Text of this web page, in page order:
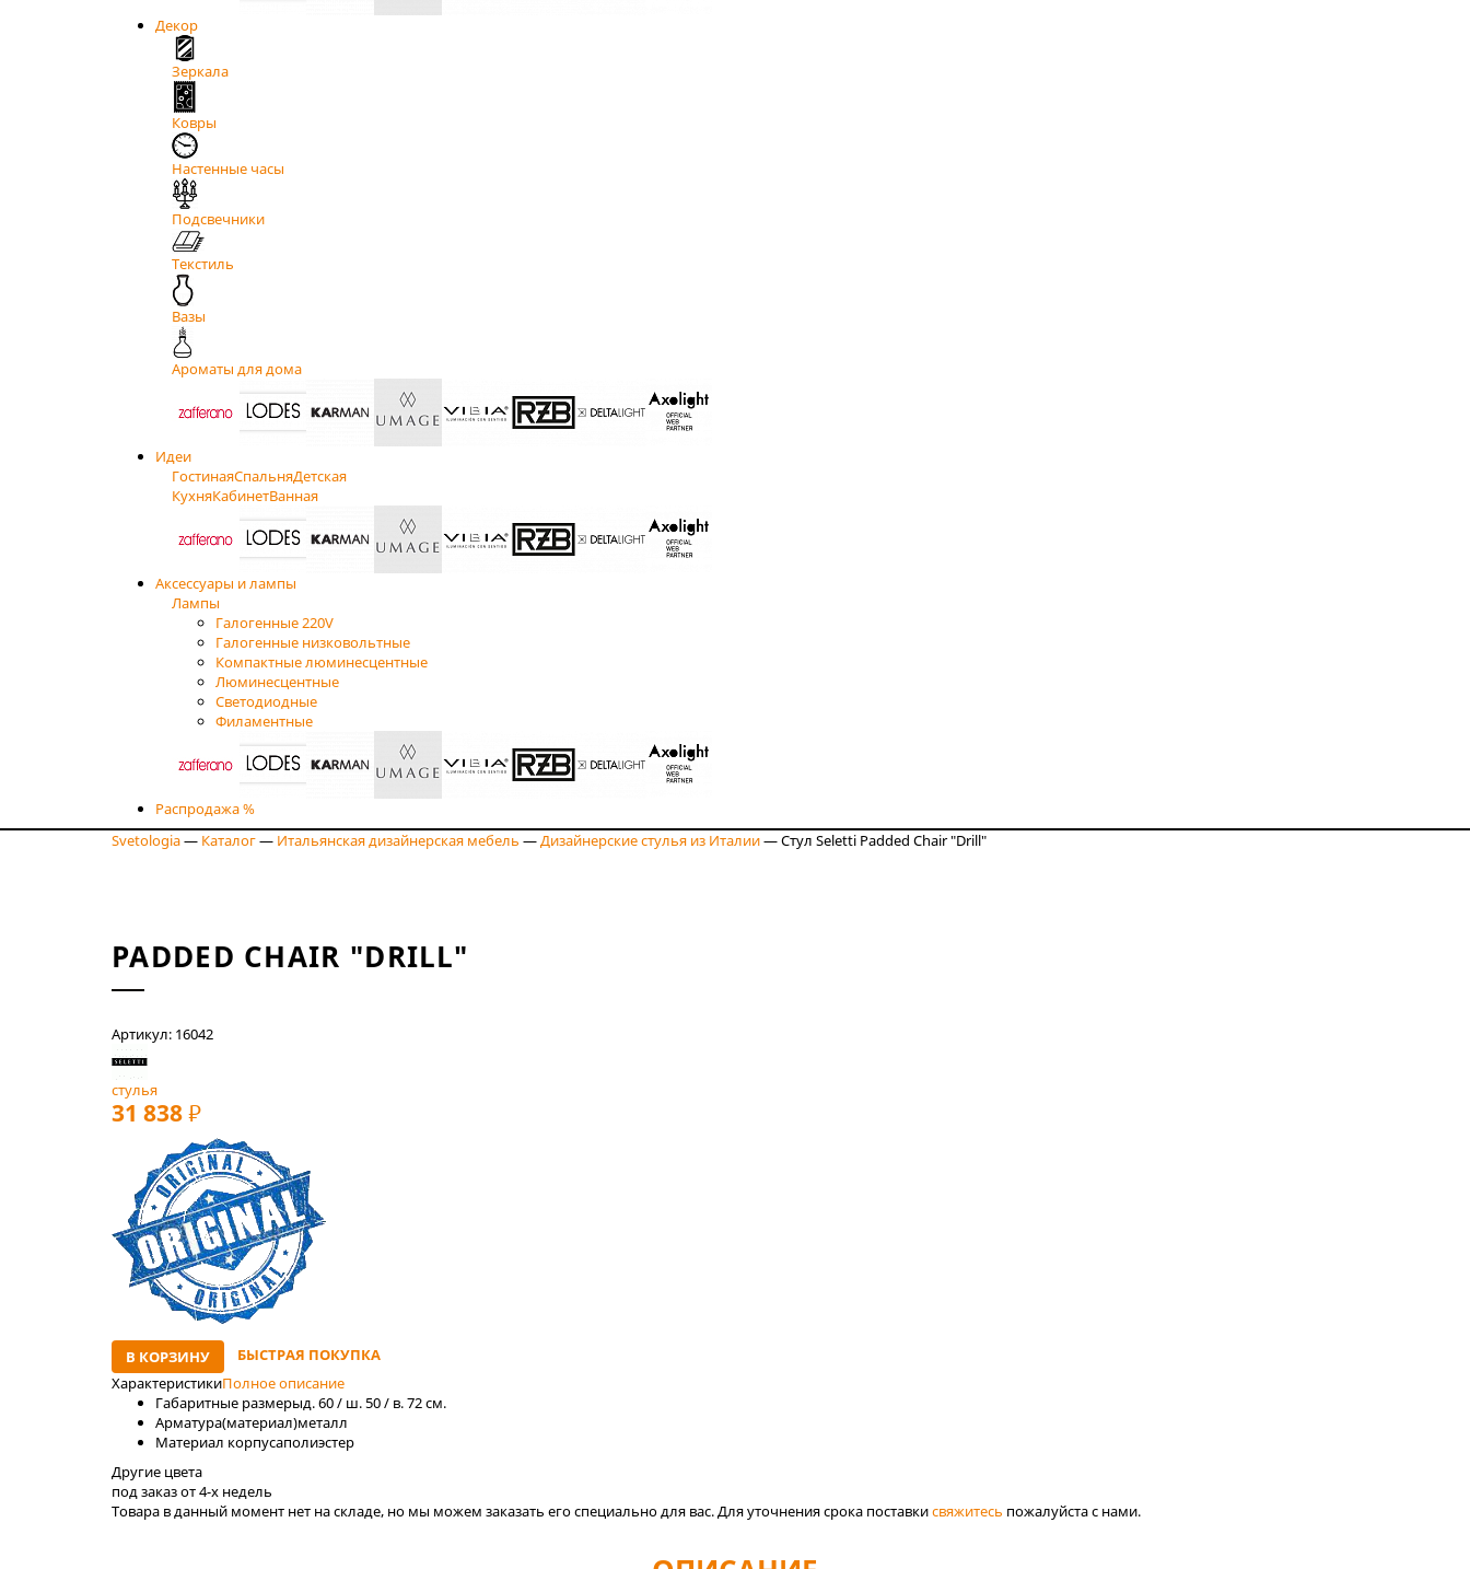
Декор
Зеркала
Ковры
Настенные часы
Подсвечники
Текстиль
Вазы
Ароматы для дома
Идеи
ГостинаяСпальняДетская
КухняКабинетВанная
Аксессуары и лампы
Лампы
Галогенные 220V
Галогенные низковольтные
Компактные люминесцентные
Люминесцентные
Светодиодные
Филаментные
Распродажа %
Svetologia— Каталог— Итальянская дизайнерская мебель — Дизайнерские стулья из Италии—Стул Seletti Padded Chair "Drill"
PADDED CHAIR "DRILL"
Артикул: 16042
стулья
31 838 РУБ
В КОРЗИНУ
БЫСТРАЯ ПОКУПКА
ХарактеристикиПолное описание
Габаритные размерыд. 60 / ш. 50 / в. 72 см.
Арматура(материал)металл
Материал корпусаполиэстер
Другие цвета
под заказ от 4-x недель
Товара в данный момент нет на складе, но мы можем заказать его специально для вас. Для уточнения срока поставкисвяжитесь пожалуйста с нами.